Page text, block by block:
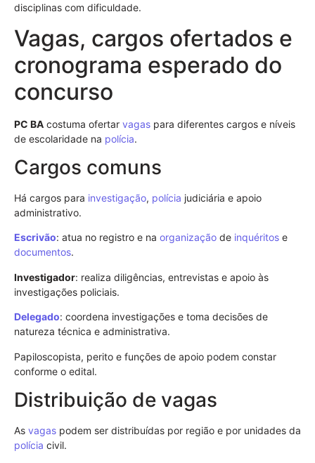
disciplinas com dificuldade.
Vagas, cargos ofertados e
cronograma esperado do
concurso
PC BA costuma ofertar vagas para diferentes cargos e níveis
de escolaridade na polícia.
Cargos comuns
Há cargos para investigação, polícia judiciária e apoio
administrativo.
Escrivão: atua no registro e na organização de inquéritos e
documentos.
Investigador: realiza diligências, entrevistas e apoio às
investigações policiais.
Delegado: coordena investigações e toma decisões de
natureza técnica e administrativa.
Papiloscopista, perito e funções de apoio podem constar
conforme o edital.
Distribuição de vagas
As vagas podem ser distribuídas por região e por unidades da
polícia civil.